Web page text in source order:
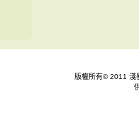
版權所有© 2011 淺